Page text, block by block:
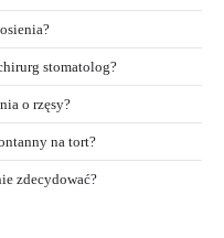
stomatolog?
o rzęsy?
na tort?
zdecydować?